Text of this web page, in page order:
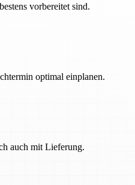
vorbereitet sind.
optimal einplanen.
auch mit Lieferung.